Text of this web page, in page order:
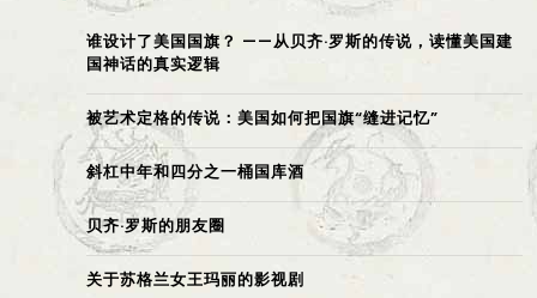
谁设计了美国国旗？ ——从贝齐·罗斯的传说，读懂美国建
国神话的真实逻辑
被艺术定格的传说：美国如何把国旗“缝进记忆”
斜杠中年和四分之一桶国库酒
贝齐·罗斯的朋友圈
关于苏格兰女王玛丽的影视剧